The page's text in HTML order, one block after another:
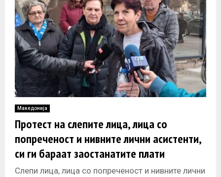
Македонија
Протест на слепите лица, лица со
попреченост и нивните лични асистенти,
си ги бараат заостанатите плати
Слепи лица, лица со попреченост и нивните лични